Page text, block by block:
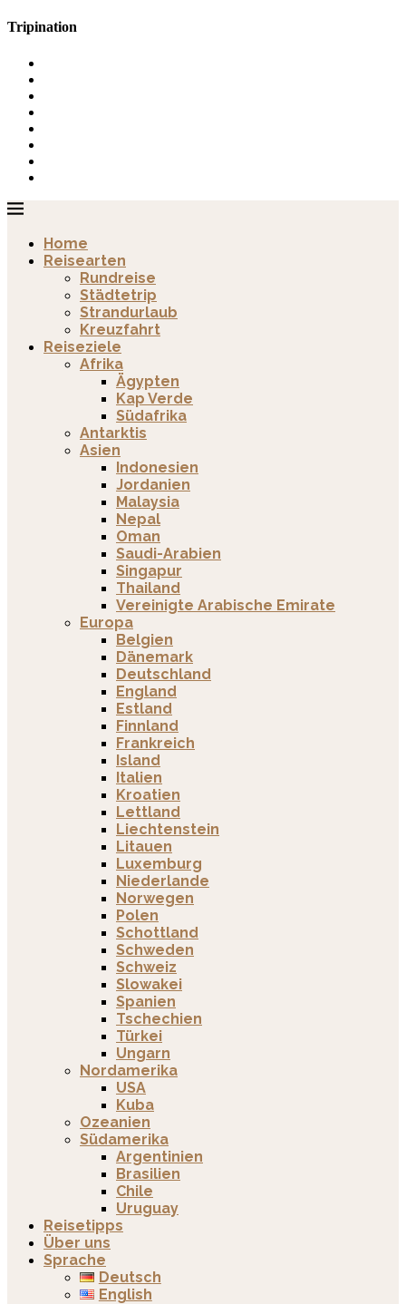
Tripination
Home
Reisearten
Rundreise
Städtetrip
Strandurlaub
Kreuzfahrt
Reiseziele
Afrika
Ägypten
Kap Verde
Südafrika
Antarktis
Asien
Indonesien
Jordanien
Malaysia
Nepal
Oman
Saudi-Arabien
Singapur
Thailand
Vereinigte Arabische Emirate
Europa
Belgien
Dänemark
Deutschland
England
Estland
Finnland
Frankreich
Island
Italien
Kroatien
Lettland
Liechtenstein
Litauen
Luxemburg
Niederlande
Norwegen
Polen
Schottland
Schweden
Schweiz
Slowakei
Spanien
Tschechien
Türkei
Ungarn
Nordamerika
USA
Kuba
Ozeanien
Südamerika
Argentinien
Brasilien
Chile
Uruguay
Reisetipps
Über uns
Sprache
Deutsch
English